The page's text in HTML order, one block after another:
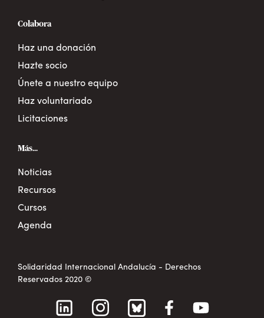
Colabora
Haz una donación
Hazte socio
Únete a nuestro equipo
Haz voluntariado
Licitaciones
Más...
Noticias
Recursos
Cursos
Agenda
Solidaridad Internacional Andalucía - Derechos
Reservados 2020 ©